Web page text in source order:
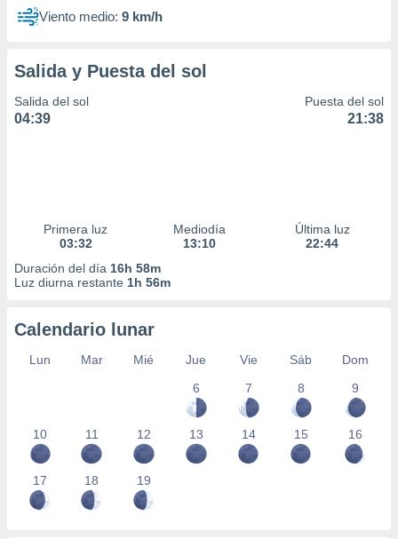
Viento medio: 9 km/h
Salida y Puesta del sol
Salida del sol
04:39
Puesta del sol
21:38
Primera luz
03:32
Mediodía
13:10
Última luz
22:44
Duración del día 16h 58m
Luz diurna restante 1h 56m
Calendario lunar
Lun Mar Mié Jue Vie Sáb
Dom
6
7 8 9
10 11 12 13 14 15 16
17 18 19